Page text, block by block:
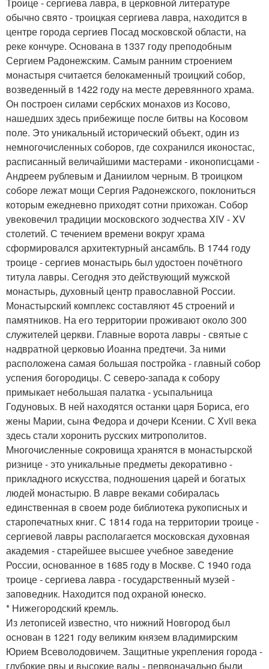
обычно свято - троицкая сергиева лавра, находится в
центре города сергиев Посад московской области, на
реке кончуре. Основана в 1337 году преподобным
Сергием Радонежским. Самым ранним строением
монастыря считается белокаменный троицкий собор,
возведенный в 1422 году на месте деревянного храма.
Он построен силами сербских монахов из Косово,
нашедших здесь прибежище после битвы на Косовом
поле. Это уникальный исторический объект, один из
немногочисленных соборов, где сохранился иконостас,
расписанный величайшими мастерами - иконописцами -
Андреем рублевым и Даниилом черным. В троицком
соборе лежат мощи Сергия Радонежского, поклониться
которым ежедневно приходят сотни прихожан. Собор
увековечил традиции московского зодчества XIV - XV
столетий. С течением времени вокруг храма
сформировался архитектурный ансамбль. В 1744 году
троице - сергиев монастырь был удостоен почётного
титула лавры. Сегодня это действующий мужской
монастырь, духовный центр православной России.
Монастырский комплекс составляют 45 строений и
памятников. На его территории проживают около 300
служителей церкви. Главные ворота лавры - святые с
надвратной церковью Иоанна предтечи. За ними
расположена самая большая постройка - главный собор
успения богородицы. С северо-запада к собору
примыкает небольшая палатка - усыпальница
Годуновых. В ней находятся останки царя Бориса, его
жены Марии, сына Федора и дочери Ксении. С Xvii века
здесь стали хоронить русских митрополитов.
Многочисленные сокровища хранятся в монастырской
ризнице - это уникальные предметы декоративно -
прикладного искусства, подношения царей и богатых
людей монастырю. В лавре веками собиралась
единственная в своем роде библиотека рукописных и
старопечатных книг. С 1814 года на территории троице -
сергиевой лавры располагается московская духовная
академия - старейшее высшее учебное заведение
России, основанное в 1685 году в Москве. С 1940 года
троице - сергиева лавра - государственный музей -
заповедник. Находится под охраной юнеско.
* Нижегородский кремль.
Из летописей известно, что нижний Новгород был
основан в 1221 году великим князем владимирским
Юрием Всеволодовичем. Защитные укрепления города -
глубокие рвы и высокие валы - первоначально были